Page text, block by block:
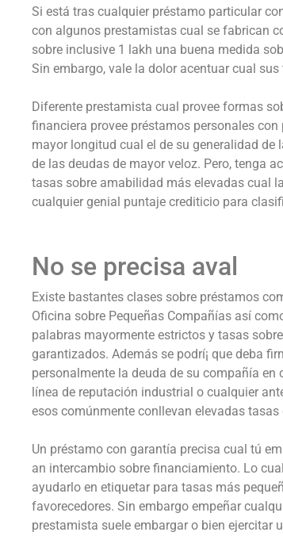
Si está tras cualquier préstamo particular
con algunos prestamistas cual se fabrican
sobre inclusive 1 lakh una buena medida
Sin embargo, vale la dolor acentuar cual
Diferente prestamista cual provee formas
financiera provee préstamos personales
mayor longitud cual el de su generalidad
de las deudas de mayor veloz. Pero, tenga
tasas sobre amabilidad más elevadas cual
cualquier genial puntaje crediticio para
No se precisa aval
Existe bastantes clases sobre préstamos
Oficina sobre Pequeñas Compañías así­
palabras mayormente estrictos y tasas
garantizados. Además se podrí¡ que deba
personalmente la deuda de su compañía
línea de reputación industrial o cualquier
esos comúnmente conllevan elevadas
Un préstamo con garantía precisa cual tú
an intercambio sobre financiamiento. Lo
ayudarlo en etiquetar para tasas más
favorecedores. Sin embargo empeñar
prestamista suele embargar o bien ejercitar